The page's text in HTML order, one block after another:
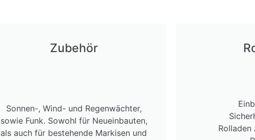
Zubehör
Sonnen-, Wind- und Regenwächter,
sowie Funk. Sowohl für Neueinbauten,
als auch für bestehende Markisen und
Rolladen